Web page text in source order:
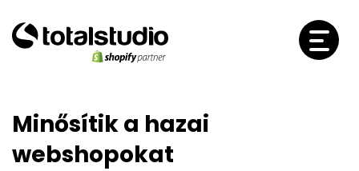
Minősítik a hazai
webshopokat